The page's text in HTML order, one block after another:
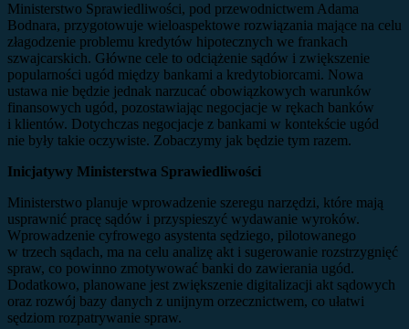
Ministerstwo Sprawiedliwości, pod przewodnictwem Adama
Bodnara, przygotowuje wieloaspektowe rozwiązania mające na celu
złagodzenie problemu kredytów hipotecznych we frankach
szwajcarskich. Główne cele to odciążenie sądów i zwiększenie
popularności ugód między bankami a kredytobiorcami. Nowa
ustawa nie będzie jednak narzucać obowiązkowych warunków
finansowych ugód, pozostawiając negocjacje w rękach banków
i klientów. Dotychczas negocjacje z bankami w kontekście ugód
nie były takie oczywiste. Zobaczymy jak będzie tym razem.
Inicjatywy Ministerstwa Sprawiedliwości
Ministerstwo planuje wprowadzenie szeregu narzędzi, które mają
usprawnić pracę sądów i przyspieszyć wydawanie wyroków.
Wprowadzenie cyfrowego asystenta sędziego, pilotowanego
w trzech sądach, ma na celu analizę akt i sugerowanie rozstrzygnięć
spraw, co powinno zmotywować banki do zawierania ugód.
Dodatkowo, planowane jest zwiększenie digitalizacji akt sądowych
oraz rozwój bazy danych z unijnym orzecznictwem, co ułatwi
sędziom rozpatrywanie spraw.